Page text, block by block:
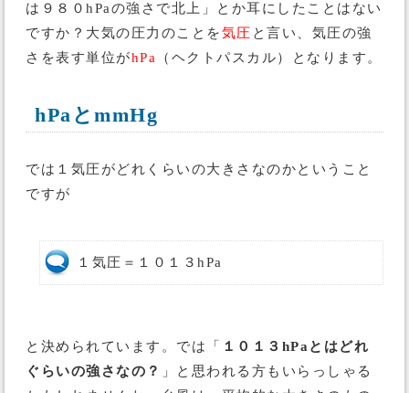
は９８０hPaの強さで北上」とか耳にしたことはない
ですか？大気の圧力のことを気圧 と言い、気圧の強
さを表す単位がhPa （ヘクトパスカル）となります。
hPaとmmHg
では１気圧がどれくらいの大きさなのかということ
ですが
１気圧＝１０１３hPa
と決められています。では「
１０１３hPaとはどれ
ぐらいの強さなの？
」と思われる方もいらっしゃる